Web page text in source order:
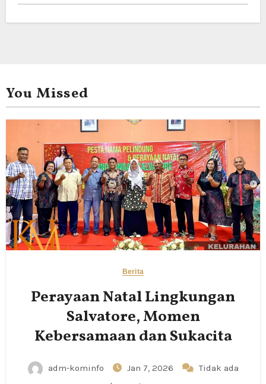
You Missed
Berita
Perayaan Natal Lingkungan
Salvatore, Momen
Kebersamaan dan Sukacita
adm-kominfo Jan 7, 2026
Tidak ada